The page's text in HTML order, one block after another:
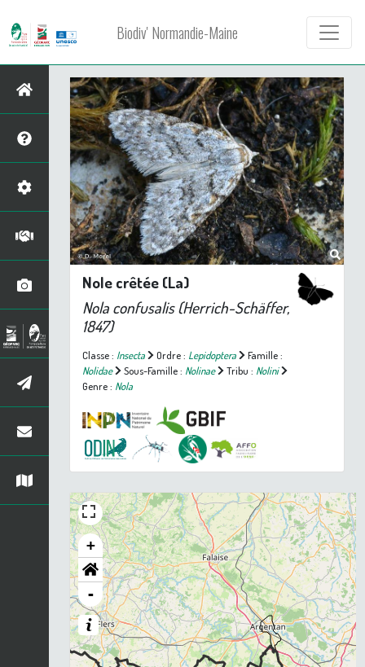
Biodiv' Normandie-Maine
Nole crêtée (La)
Nola confusalis(Herrich-Schäffer,
1847)
Classe : Insecta Ordre : Lepidoptera
Famille :
Nolidae
Sous-Famille : Nolinae Tribu : Nolini
Genre : Nola
+
-